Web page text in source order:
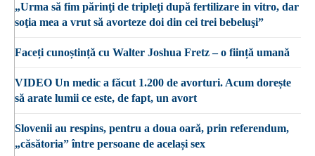
„Urma să fim părinţi de tripleţi după fertilizare in vitro, dar
soţia mea a vrut să avorteze doi din cei trei bebeluşi”
Faceți cunoștință cu Walter Joshua Fretz – o ființă umană
VIDEO Un medic a făcut 1.200 de avorturi. Acum dorește
să arate lumii ce este, de fapt, un avort
Slovenii au respins, pentru a doua oară, prin referendum,
„căsătoria” între persoane de același sex